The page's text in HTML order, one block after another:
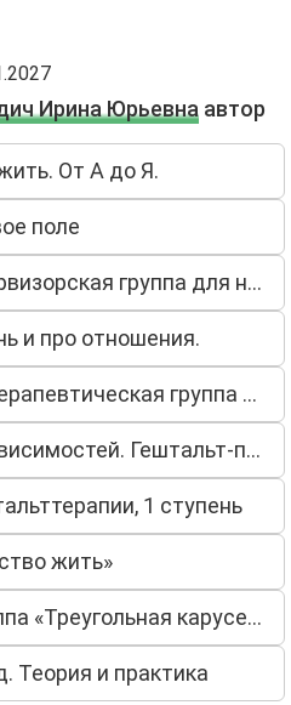
Ирина Юрьевна автор
От А до Я.
поле
«Вкус практики» Супервизорская группа для начинающих гештальт-терапевтов
и про отношения.
Долгосрочная психотерапевтическая группа «Искусство жить»
Групповая терапия зависимостей. Гештальт-подход
1 ступень
жить»
Терапевтическая группа «Треугольная карусель»
Теория и практика